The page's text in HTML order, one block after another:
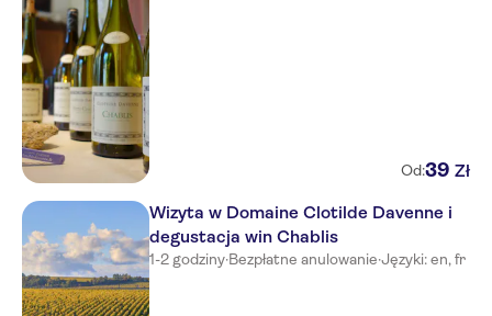
Od:39 Zł
Wizyta w Domaine Clotilde Davenne i
degustacja win Chablis
1-2 godziny·Bezpłatne anulowanie·Języki: en, fr